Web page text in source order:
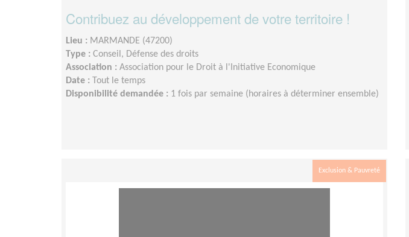
Contribuez au développement de votre territoire !
Lieu : MARMANDE (47200)
Type : Conseil, Défense des droits
Association : Association pour le Droit à l'Initiative Economique
Date :
Tout le temps
Disponibilité demandée : 1 fois par semaine (horaires à déterminer ensemble)
Exclusion & Pauvreté